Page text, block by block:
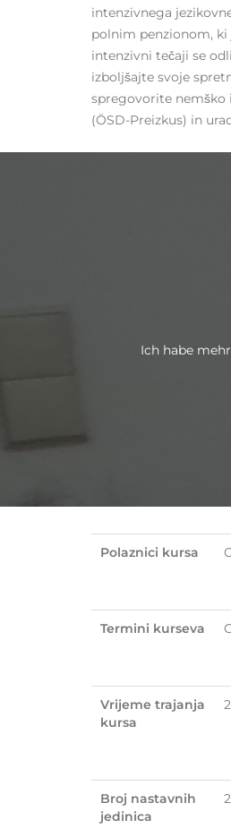
intenzivnega
polnim penzionom,
intenzivni tečaji se
izboljšajte svoje
spregovorite nemško
(ÖSD-Preizkus) in
Ich habe
Polaznici kursa
Termini kurseva
Vrijeme trajanja
kursa
Broj nastavnih
jedinica